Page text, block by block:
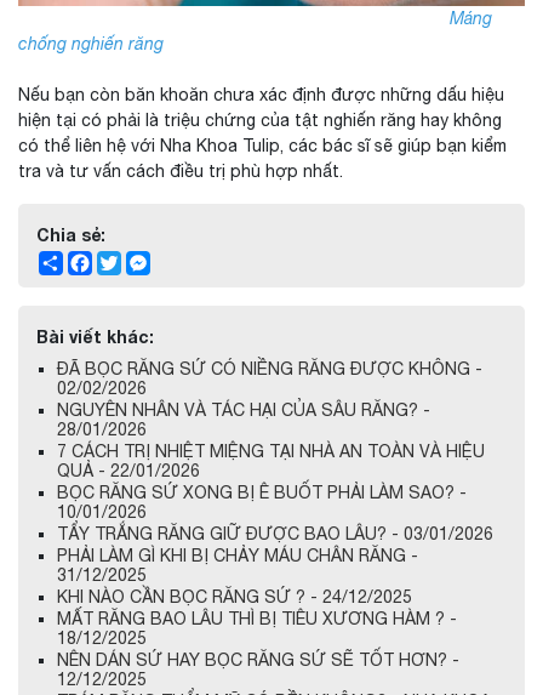
Máng
chống nghiến răng
Nếu bạn còn băn khoăn chưa xác định được những dấu hiệu
hiện tại có phải là triệu chứng của tật nghiến răng hay không
có thể liên hệ với Nha Khoa Tulip, các bác sĩ sẽ giúp bạn kiểm
tra và tư vấn cách điều trị phù hợp nhất.
Chia sẻ:
ShareFacebook
Twitter
Bài viết khác:
ĐÃ BỌC RĂNG SỨ CÓ NIỀNG RĂNG ĐƯỢC KHÔNG -
02/02/2026
NGUYÊN NHÂN VÀ TÁC HẠI CỦA SÂU RĂNG? -
28/01/2026
7 CÁCH TRỊ NHIỆT MIỆNG TẠI NHÀ AN TOÀN VÀ HIỆU
QUẢ - 22/01/2026
BỌC RĂNG SỨ XONG BỊ Ê BUỐT PHẢI LÀM SAO? -
10/01/2026
TẨY TRẮNG RĂNG GIỮ ĐƯỢC BAO LÂU? - 03/01/2026
PHẢI LÀM GÌ KHI BỊ CHẢY MÁU CHÂN RĂNG -
31/12/2025
KHI NÀO CẦN BỌC RĂNG SỨ ? - 24/12/2025
MẤT RĂNG BAO LÂU THÌ BỊ TIÊU XƯƠNG HÀM ? -
18/12/2025
NÊN DÁN SỨ HAY BỌC RĂNG SỨ SẼ TỐT HƠN? -
12/12/2025